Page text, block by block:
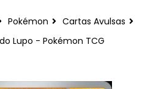
Pokémon
Cartas Avulsas
Lupo - Pokémon TCG